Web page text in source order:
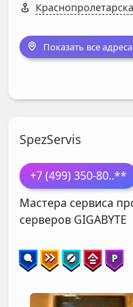
Показать все адреса
SpezServis
+7 (499) 350-80..**
Мастера сервиса
серверов GIGABYTE